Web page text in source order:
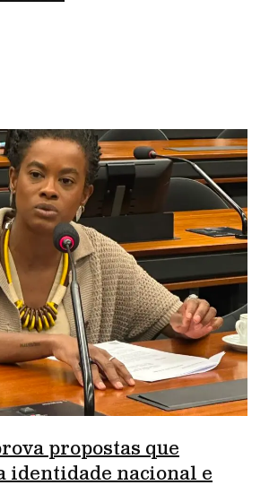
propostas que
identidade nacional e